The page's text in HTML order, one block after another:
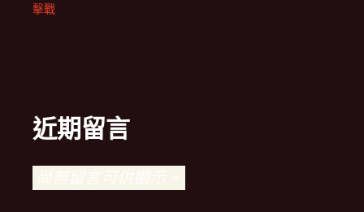
擊戰
近期留言
尚無留言可供顯示。